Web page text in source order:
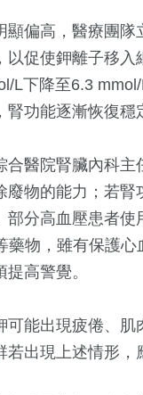
顯偏高，醫療團
以促使鉀離子移
L下降至6.3
功能逐漸恢復穩
合醫院腎臟內科
廢物的能力；若
部分高血壓患者
藥物，雖有保護
高警覺。
可能出現疲倦、
出現上述情形，